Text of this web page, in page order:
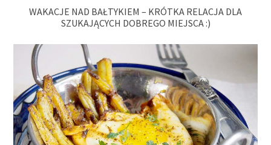
WAKACJE NAD BAŁTYKIEM – KRÓTKA RELACJA DLA
SZUKAJĄCYCH DOBREGO MIEJSCA :)